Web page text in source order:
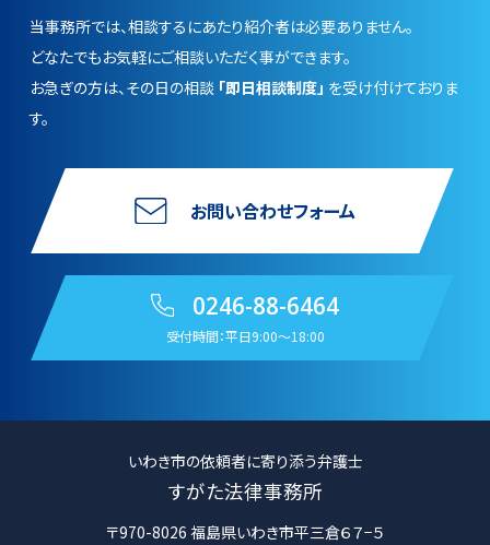
当事務所では、相談するにあたり紹介者は必要ありません。
どなたでもお気軽にご相談いただく事ができます。
お急ぎの方は、その日の相談 「即日相談制度」 を受け付けておりま
す。
お問い合わせフォーム
0246-88-6464
受付時間：平日9:00〜18:00
いわき市の依頼者に寄り添う弁護士
すがた法律事務所
〒970-8026 福島県いわき市平三倉６７−５